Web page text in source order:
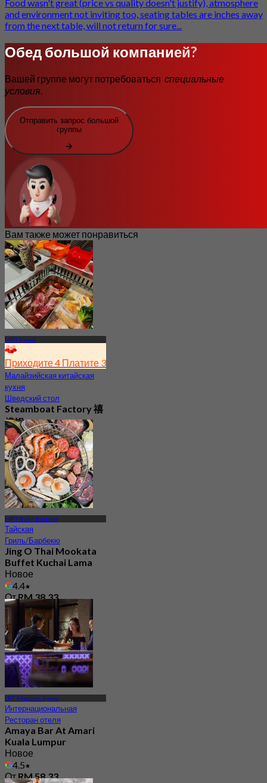
Food wasn't great (price vs quality doesn't justify), atmosphere
and environment not inviting too, seating tables are inches away
from the next table, will not return for sure...
Обед большой компанией?
Вашей группе могут потребоваться специальные
условия.
Отправить запрос большой
группы
Вам также может понравиться
MRT Кучай
Приходите 4 Платите 3
Малайзийская китайская
кухня
Шведский стол
Steamboat Factory 禧
捞锅
Новое
4.3
ОтRM 56.77
MRT Bukit Bintang
Тайская
Гриль/Барбекю
Jing O Thai Mookata
Buffet Kuchai Lama
Новое
4.4
ОтRM 38.33
LRT Абдулла Хукум
Интернациональная
Ресторан отеля
Amaya Bar At Amari
Kuala Lumpur
Новое
4.5
От RM 58.33